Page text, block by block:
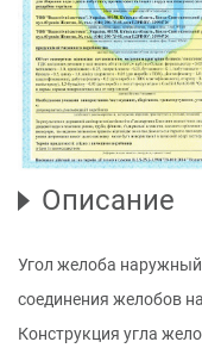
Описание
Угол желоба наружный
соединения желобов
Конструкция угла